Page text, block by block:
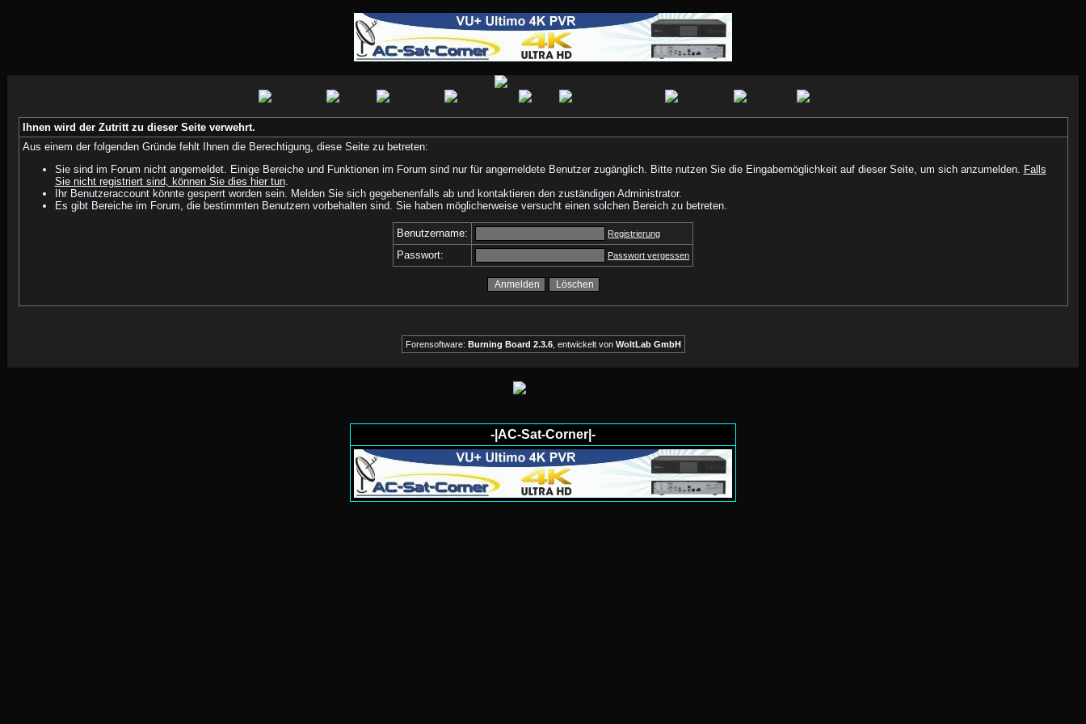
Ihnen wird der Zutritt zu dieser Seite verwehrt.
Aus einem der folgenden Gründe fehlt Ihnen die Berechtigung, diese Seite zu betreten:
Sie sind im Forum nicht angemeldet. Einige Bereiche und Funktionen im Forum sind nur für angemeldete Benutzer zugänglich. Bitte nutzen Sie die Eingabemöglichkeit auf dieser Seite, um sich anzumelden. Falls
Sie nicht registriert sind, können Sie dies hier tun.
Ihr Benutzeraccount könnte gesperrt worden sein. Melden Sie sich gegebenenfalls ab und kontaktieren den zuständigen Administrator.
Es gibt Bereiche im Forum, die bestimmten Benutzern vorbehalten sind. Sie haben möglicherweise versucht einen solchen Bereich zu betreten.
Benutzername: Registrierung
Passwort: Passwort vergessen
Forensoftware: Burning Board 2.3.6, entwickelt von WoltLab GmbH
-|AC-Sat-Corner|-